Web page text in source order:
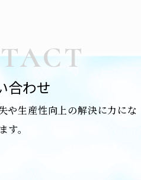
合わせ
や生産性向上の解決に力にな
す。